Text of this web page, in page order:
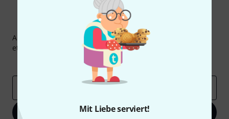
Mit Liebe serviert!
Thomann Newsletter
Abonniere den Thomann Newsletter und gewinne mit
etwas Glück einen von50 Gutscheinenüber jeweils
Inspirierende Beiträge
Deals
Jetzt anmelden